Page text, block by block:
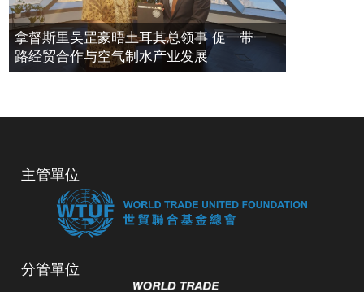
拿督斯里吴罡豪晤土耳其总领事 促一带一
路经贸合作与空气制水产业发展
主管單位
分管單位